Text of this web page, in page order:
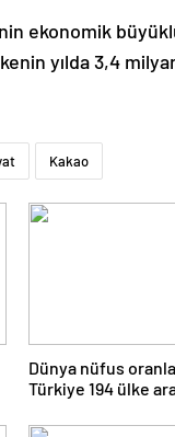
ekonomik
yılda 3,4
Kakao
Dünya nüfus
Türkiye 194 ülke